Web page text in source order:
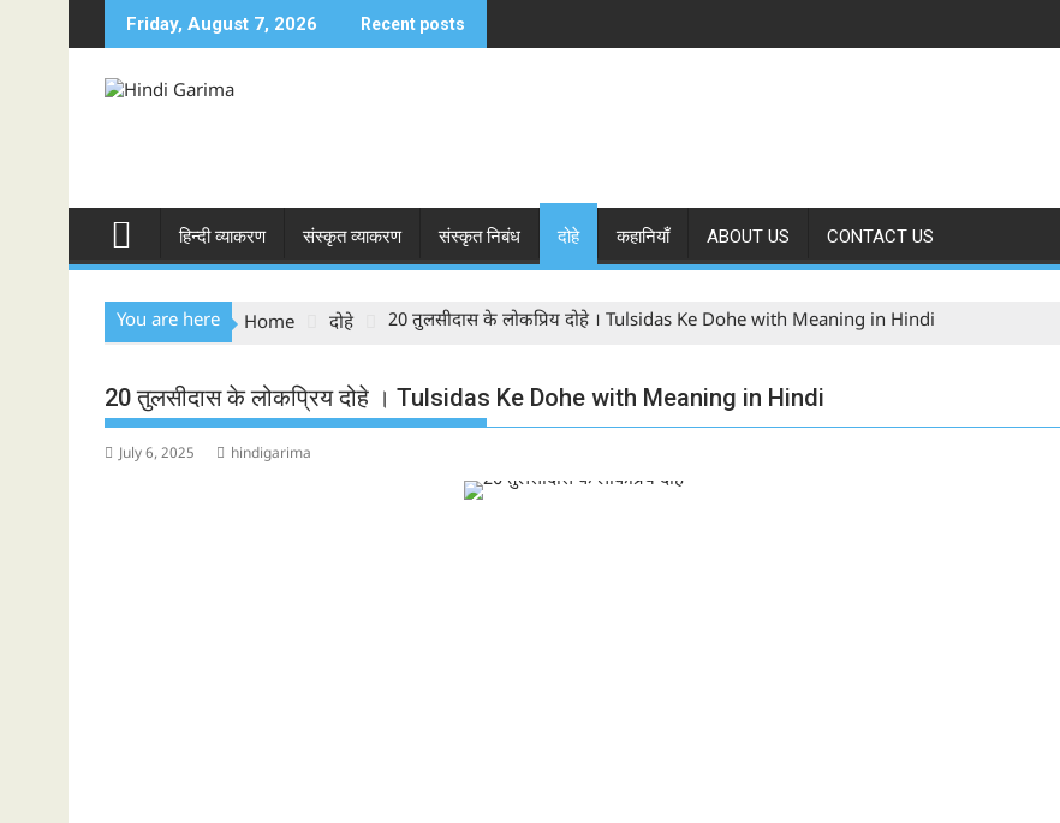
Friday, August 7, 2026 Recent posts
हिन्दी व्याकरण संस्कृत व्याकरण संस्कृत निबंध दोहे कहानियाँ ABOUT US CONTACT US
You are here Home दोहे 20 तुलसीदास के लोकप्रिय दोहे । Tulsidas Ke Dohe with Meaning in Hindi
20 तुलसीदास के लोकप्रिय दोहे । Tulsidas Ke Dohe with Meaning in Hindi
July 6, 2025 hindigarima